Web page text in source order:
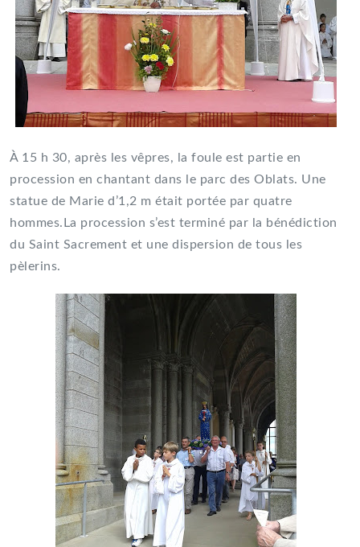
À 15 h 30, après les vêpres, la foule est partie en
procession en chantant dans le parc des Oblats. Une
statue de Marie d’1,2 m était portée par quatre
hommes.La procession s’est terminé par la bénédiction
du Saint Sacrement et une dispersion de tous les
pèlerins.